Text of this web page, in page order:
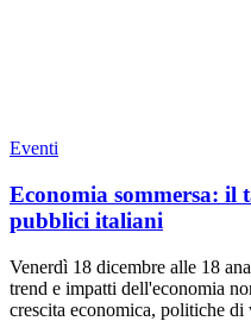
Eventi
Economia sommersa: il
pubblici italiani
Venerdì 18 dicembre alle 18
trend e impatti dell'economia
crescita economica, politiche